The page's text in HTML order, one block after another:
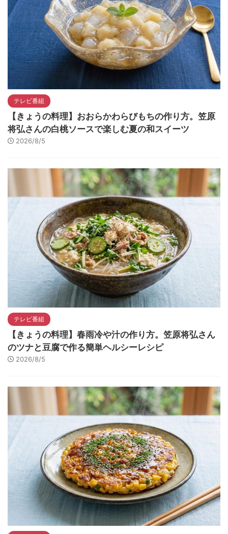
テレビ番組
【きょうの料理】おおらかわらびもちの作り方。笠原
将弘さんの白桃ソースで楽しむ夏の和スイーツ
2026/8/5
テレビ番組
【きょうの料理】春雨冷や汁の作り方。笠原将弘さん
のツナと豆腐で作る簡単ヘルシーレシピ
2026/8/5